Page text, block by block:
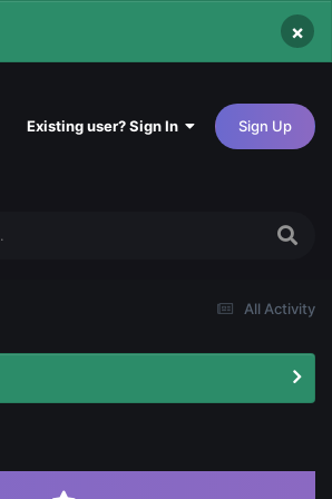
×
Existing user? Sign In Sign Up
All Activity